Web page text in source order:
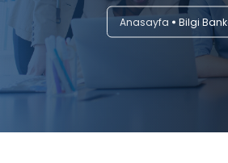
Etkinlikler
Eğitimler
Üyelerimiz
Anasayfa Bilgi